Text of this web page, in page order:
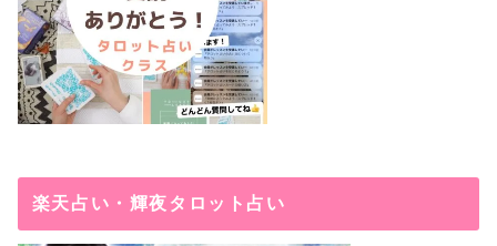
楽天占い・輝夜タロット占い